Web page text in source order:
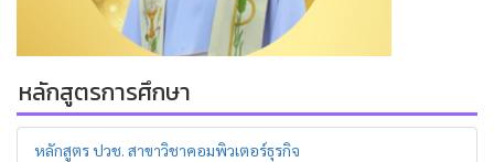
หลักสูตรการศึกษา
หลักสูตร ปวช. สาขาวิชาคอมพิวเตอร์ธุรกิจ